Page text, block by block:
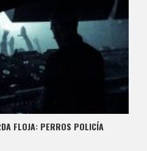
FLOJA: PERROS POLICÍA